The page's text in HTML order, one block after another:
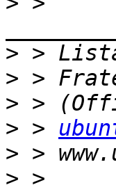
>
>
>
> >
>
> >